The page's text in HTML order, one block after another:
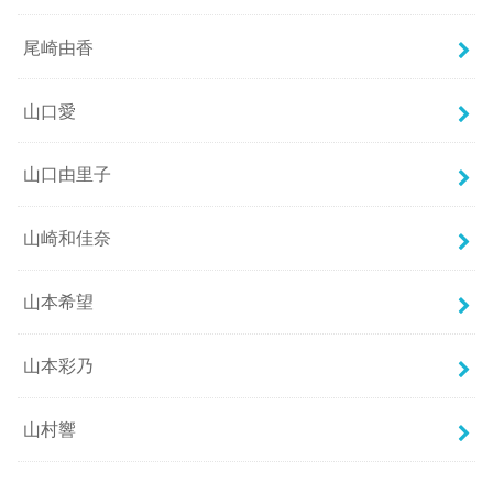
尾崎由香
山口愛
山口由里子
山崎和佳奈
山本希望
山本彩乃
山村響